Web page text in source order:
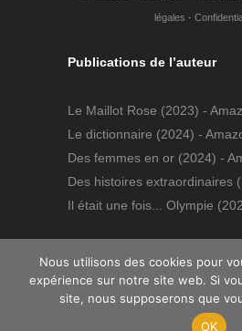
légales -
Publications de l’auteur
Le Maillot Rose (2023) -
Le dictionnaire (2024) -
Des femmes en or (2024) -
Des histoires extraordinaires
Il était une fois... Olympie
Nous utilisons des cookies pour
expérience sur notre site web. Si
site, nous supposerons que
OK